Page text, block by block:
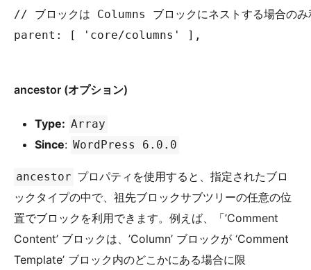
// ブロックは Columns ブロックにネストする場合のみ
parent: [ 'core/columns' ],
ancestor (オプション)
Type: Array
Since: WordPress 6.0.0
ancestor プロパティを使用すると、指定されたブロ
ックタイプの中で、祖先ブロックサブツリーの任意の位
置でブロックを利用できます。例えば、「’Comment
Content’ ブロックは、’Column’ ブロックが ‘Comment
Template’ ブロック内のどこかにある場合に限